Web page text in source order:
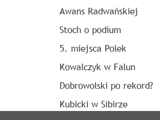
Awans Radwańskiej
Stoch o podium
5. miejsca Polek
Kowalczyk w Falun
Dobrowolski po rekord?
Kubicki w Sibirze